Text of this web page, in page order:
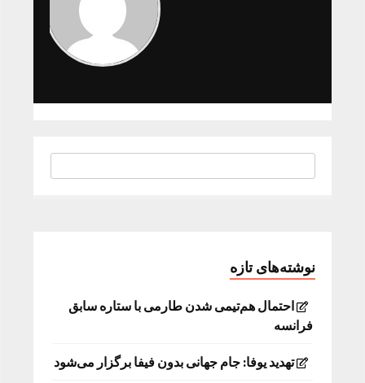
نوشته‌های تازه
احتمال هم‌تیمی شدن طارمی با ستاره سابق
فرانسه
تهدید یوفا: جام جهانی بدون فیفا برگزار می‌شود